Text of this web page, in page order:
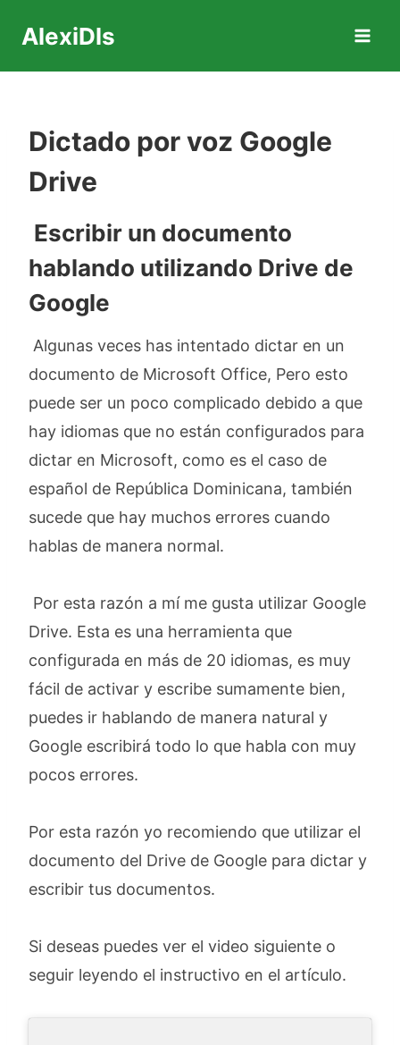
contenido
AlexiDls
Dictado por voz Google
Drive
Escribir un documento
hablando utilizando Drive de
Google
Algunas veces has intentado dictar en un
documento de Microsoft Office, Pero esto
puede ser un poco complicado debido a que
hay idiomas que no están configurados para
dictar en Microsoft, como es el caso de
español de República Dominicana, también
sucede que hay muchos errores cuando
hablas de manera normal.
Por esta razón a mí me gusta utilizar Google
Drive. Esta es una herramienta que
configurada en más de 20 idiomas, es muy
fácil de activar y escribe sumamente bien,
puedes ir hablando de manera natural y
Google escribirá todo lo que habla con muy
pocos errores.
Por esta razón yo recomiendo que utilizar el
documento del Drive de Google para dictar y
escribir tus documentos.
Si deseas puedes ver el video siguiente o
seguir leyendo el instructivo en el artículo.